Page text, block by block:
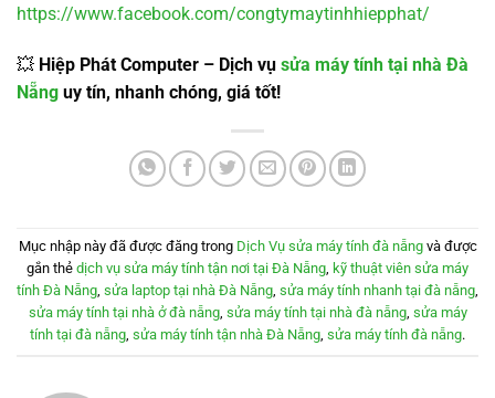
https://www.facebook.com/congtymaytinhhiepphat/
💥 Hiệp Phát Computer – Dịch vụ sửa máy tính tại nhà Đà
Nẵng uy tín, nhanh chóng, giá tốt!
Mục nhập này đã được đăng trong Dịch Vụ sửa máy tính đà nẵngvà được
gắn thẻ dịch vụ sửa máy tính tận nơi tại Đà Nẵng, kỹ thuật viên sửa máy
tính Đà Nẵng, sửa laptop tại nhà Đà Nẵng, sửa máy tính nhanh tại đà nẵng,
sửa máy tính tại nhà ở đà nẵng, sửa máy tính tại nhà đà nẵng, sửa máy
tính tại đà nẵng, sửa máy tính tận nhà Đà Nẵng, sửa máy tính đà nẵng.